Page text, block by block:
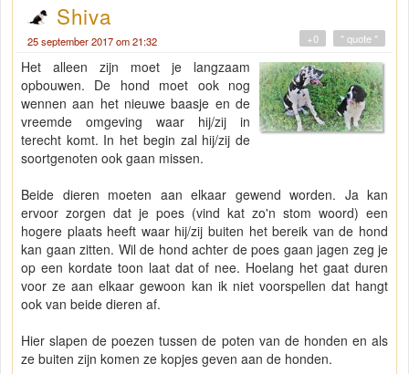
Shiva
25 september 2017 om 21:32 " quote "
+0
Het alleen zijn moet je langzaam
opbouwen. De hond moet ook nog
wennen aan het nieuwe baasje en de
vreemde omgeving waar hij/zij in
terecht komt. In het begin zal hij/zij de
soortgenoten ook gaan missen.
Beide dieren moeten aan elkaar gewend worden. Ja kan
ervoor zorgen dat je poes (vind kat zo'n stom woord) een
hogere plaats heeft waar hij/zij buiten het bereik van de hond
kan gaan zitten. Wil de hond achter de poes gaan jagen zeg je
op een kordate toon laat dat of nee. Hoelang het gaat duren
voor ze aan elkaar gewoon kan ik niet voorspellen dat hangt
ook van beide dieren af.
Hier slapen de poezen tussen de poten van de honden en als
ze buiten zijn komen ze kopjes geven aan de honden.